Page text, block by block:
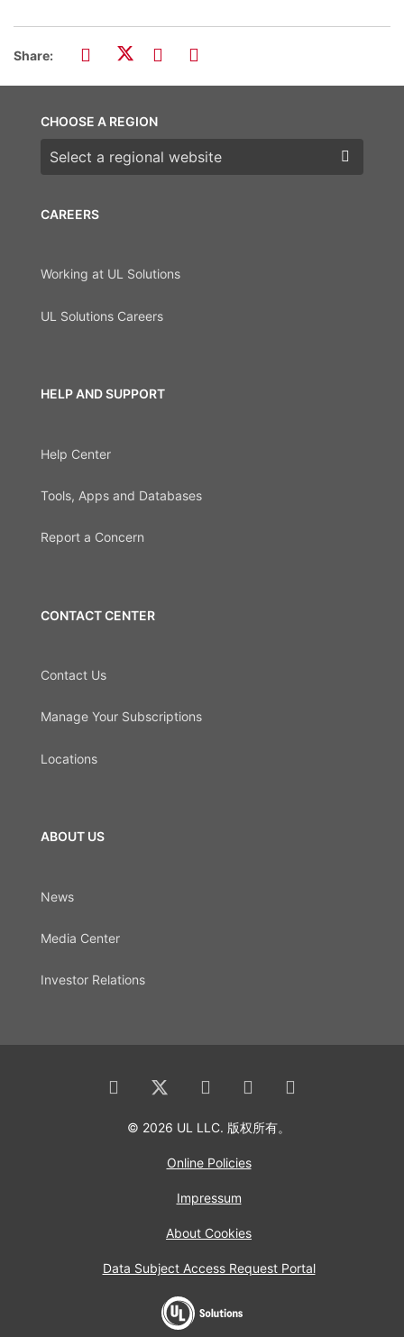
Share:
CAREERS
Working at UL Solutions
UL Solutions Careers
HELP AND SUPPORT
Help Center
Tools, Apps and Databases
Report a Concern
CONTACT CENTER
Contact Us
Manage Your Subscriptions
Locations
ABOUT US
News
Media Center
Investor Relations
CHOOSE A REGION
Choose a region
© 2026 UL LLC. 版权所有。
Online Policies
Impressum
About Cookies
Data Subject Access Request Portal